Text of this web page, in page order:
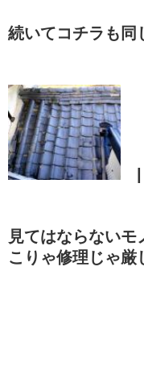
続いてコチラも同
|
見てはならないモ
こりゃ修理じゃ厳